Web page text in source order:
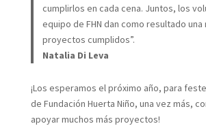
cumplirlos en cada cena. Juntos, los
equipo de FHN dan como resultado
proyectos cumplidos”.
Natalia Di Leva
¡Los esperamos el próximo año, para
de Fundación Huerta Niño, una vez más,
apoyar muchos más proyectos!